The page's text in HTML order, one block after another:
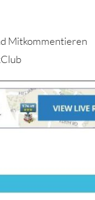
Mitkommentieren